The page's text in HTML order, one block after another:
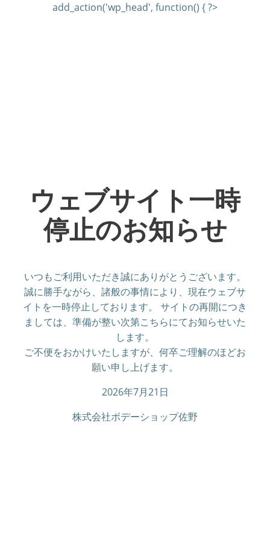
add_action('wp_head', function() { ?>
ウェブサイト一時
停止のお知らせ
いつもご利用いただき誠にありがとうございます。
誠に勝手ながら、諸般の事情により、現在ウェブサ
イトを一時停止しております。 サイトの再開につき
ましては、準備が整い次第こちらにてお知らせいた
します。
ご不便をおかけいたしますが、何卒ご理解のほどお
願い申し上げます。
2026年7月21日
株式会社ボデーショップ佐野